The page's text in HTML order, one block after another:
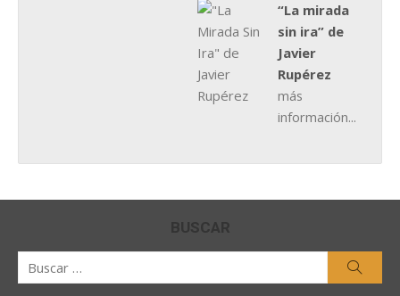
“La mirada
sin ira” de
Javier
Rupérez
más
información...
BUSCAR